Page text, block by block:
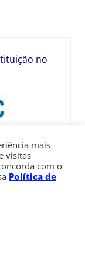
no
mais
visitas
com o
Política de